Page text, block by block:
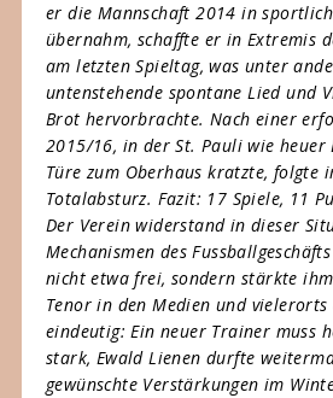
er die Mannschaft 2014 in
übernahm, schaffte er in Extremis
am letzten Spieltag, was unter
untenstehende spontane Lied und
Brot hervorbrachte. Nach einer
2015/16, in der St. Pauli wie heuer
Türe zum Oberhaus kratzte, folgte
Totalabsturz. Fazit: 17 Spiele, 11
Der Verein widerstand in dieser
Mechanismen des
nicht etwa frei, sondern stärkte
Tenor in den Medien und vielerorts
eindeutig: Ein neuer Trainer muss
stark, Ewald Lienen durfte
gewünschte Verstärkungen im